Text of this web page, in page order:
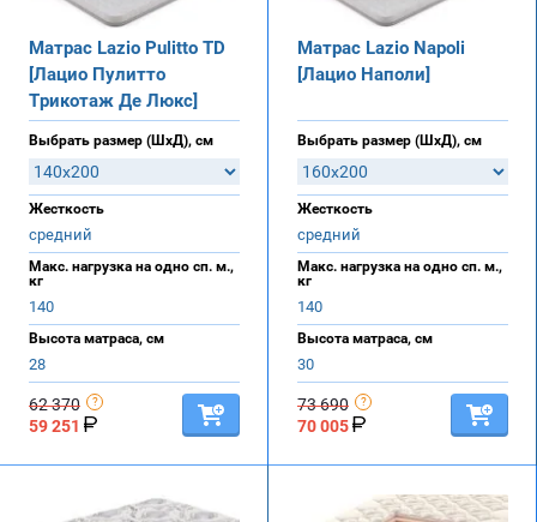
Матрас Lazio Pulitto TD
[Лацио Пулитто
Трикотаж Де Люкс]
Выбрать размер (ШхД), см
Жесткость
средний
Макс. нагрузка на одно сп. м.,
кг
140
Высота матраса, см
28
62 370
59 251
Матрас Lazio Napoli
[Лацио Наполи]
Выбрать размер (ШхД), см
Жесткость
средний
Макс. нагрузка на одно сп. м.,
кг
140
Высота матраса, см
30
73 690
70 005